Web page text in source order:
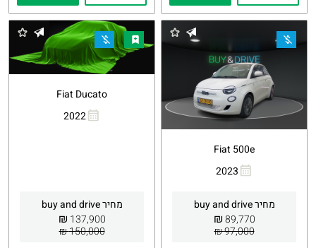
Fiat 500e
2023
מחיר buy and drive
89,770
₪
97,000 ₪
Whatsapp
Fiat Ducato
2022
מחיר buy and drive
137,900
₪
150,000 ₪
Whatsapp